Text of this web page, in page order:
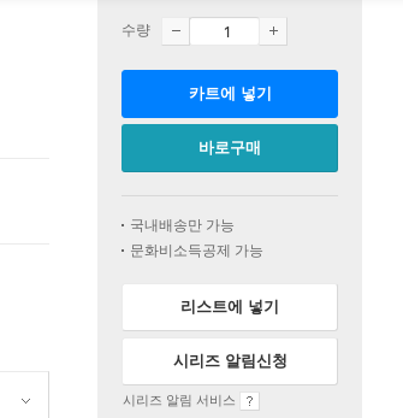
수량
카트에 넣기
바로구매
국내배송만 가능
문화비소득공제 가능
리스트에 넣기
시리즈 알림신청
시리즈 알림 서비스